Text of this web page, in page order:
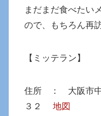
まだまだ食べたい
ので、もちろん再
【ミッテラン】
住所 ： 大阪市中
３２地図